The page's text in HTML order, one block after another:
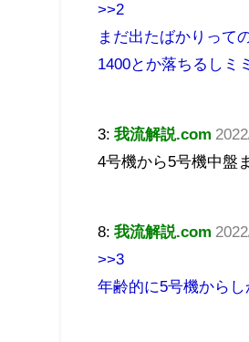
>>2
まだ出たばかりって
1400とか落ちるしミ
3:我流解説.com
4号機から5号機中盤
8:我流解説.com
>>3
年齢的に5号機から